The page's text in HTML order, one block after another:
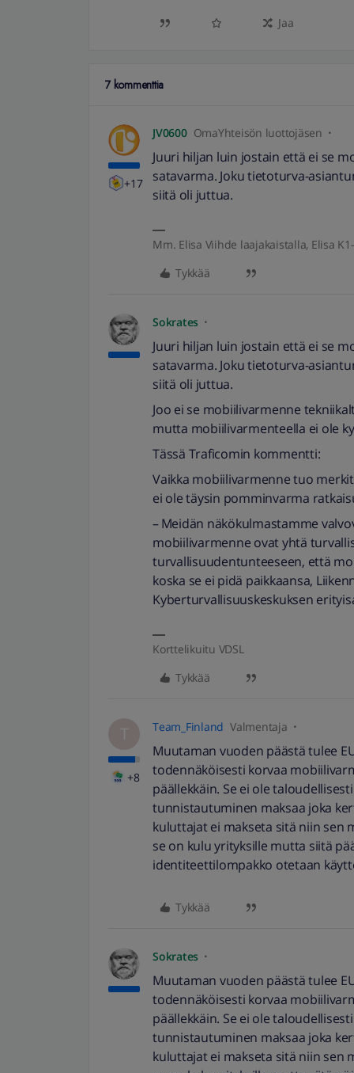
Jaa
7 kommenttia
+17
JV0600 OmaYhteisön luottojäsen
Juuri hiljan luin jostain että ei se
satavarma. Joku tietoturva-
siitä oli juttua.
Mm. Elisa Viihde laajakaistalla, Elisa
Tykkää
Sokrates
Juuri hiljan luin jostain että ei se
satavarma. Joku tietoturva-
siitä oli juttua.
Joo ei se mobiilivarmenne
mutta mobiilivarmenteella ei ole
Tässä Traficomin kommentti:
Vaikka mobiilivarmenne tuo
ei ole täysin pomminvarma
– Meidän näkökulmastamme
mobiilivarmenne ovat yhtä
turvallisuudentunteeseen, että
koska se ei pidä paikkaansa,
Kyberturvallisuuskeskuksen
Korttelikuitu VDSL
Tykkää
T
+8
Team_Finland Valmentaja
Muutaman vuoden päästä tulee
todennäköisesti korvaa
päällekkäin. Se ei ole
tunnistautuminen maksaa joka
kuluttajat ei makseta sitä niin sen
se on kulu yrityksille mutta siitä
identiteettilompakko otetaan
Tykkää
Sokrates
Muutaman vuoden päästä tulee
todennäköisesti korvaa
päällekkäin. Se ei ole
tunnistautuminen maksaa joka
kuluttajat ei makseta sitä niin sen